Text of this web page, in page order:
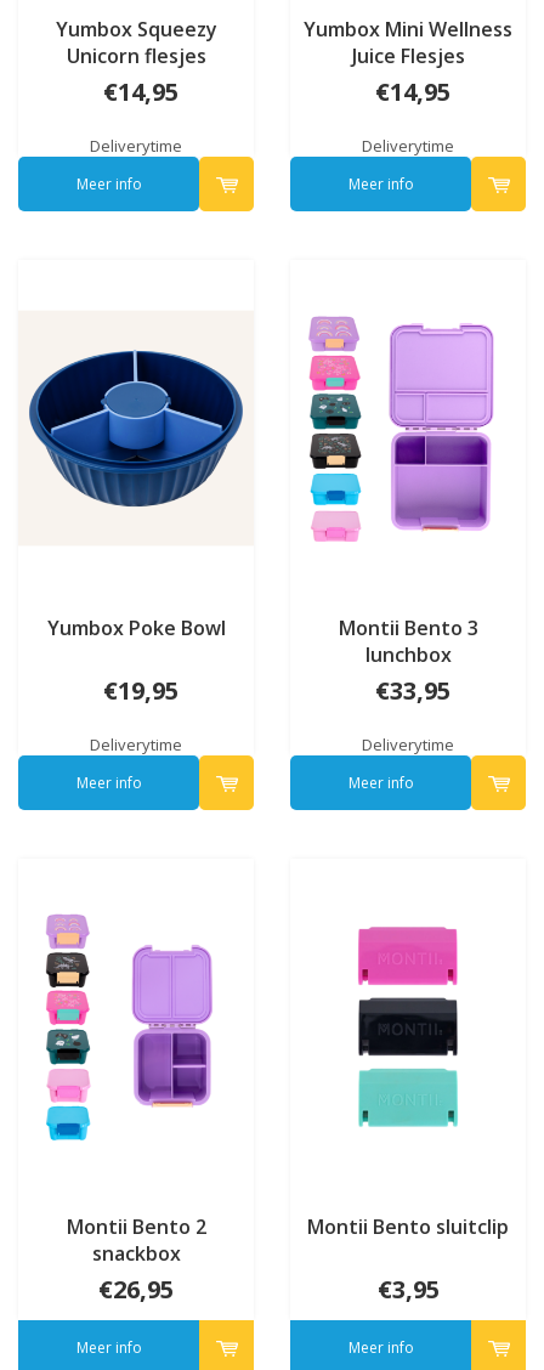
Yumbox Squeezy
Unicorn flesjes
€14,95
Deliverytime
Meer info
Yumbox Mini Wellness
Juice Flesjes
€14,95
Deliverytime
Meer info
Yumbox Poke Bowl
€19,95
Deliverytime
Meer info
Montii Bento 3
lunchbox
€33,95
Deliverytime
Meer info
Montii Bento 2
snackbox
€26,95
Meer info
Montii Bento sluitclip
€3,95
Meer info